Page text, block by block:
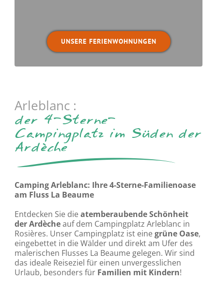
UNSERE FERIENWOHNUNGEN
Arleblanc :
der 4-Sterne-
Campingplatz im Süden der
Ardèche
Camping Arleblanc: Ihre 4-Sterne-Familienoase
am Fluss La Beaume
Entdecken Sie dieatemberaubende Schönheit
der Ardècheauf dem Campingplatz Arleblanc in
Rosières. Unser Campingplatz ist einegrüne Oase,
eingebettet in die Wälder und direkt am Ufer des
malerischen Flusses La Beaume gelegen. Wir sind
das ideale Reiseziel für einen unvergesslichen
Urlaub, besonders für Familien mit Kindern!